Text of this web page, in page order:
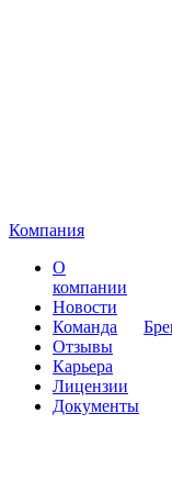
Компания
О
компании
Новости
Команда
Отзывы
Карьера
Лицензии
Документы